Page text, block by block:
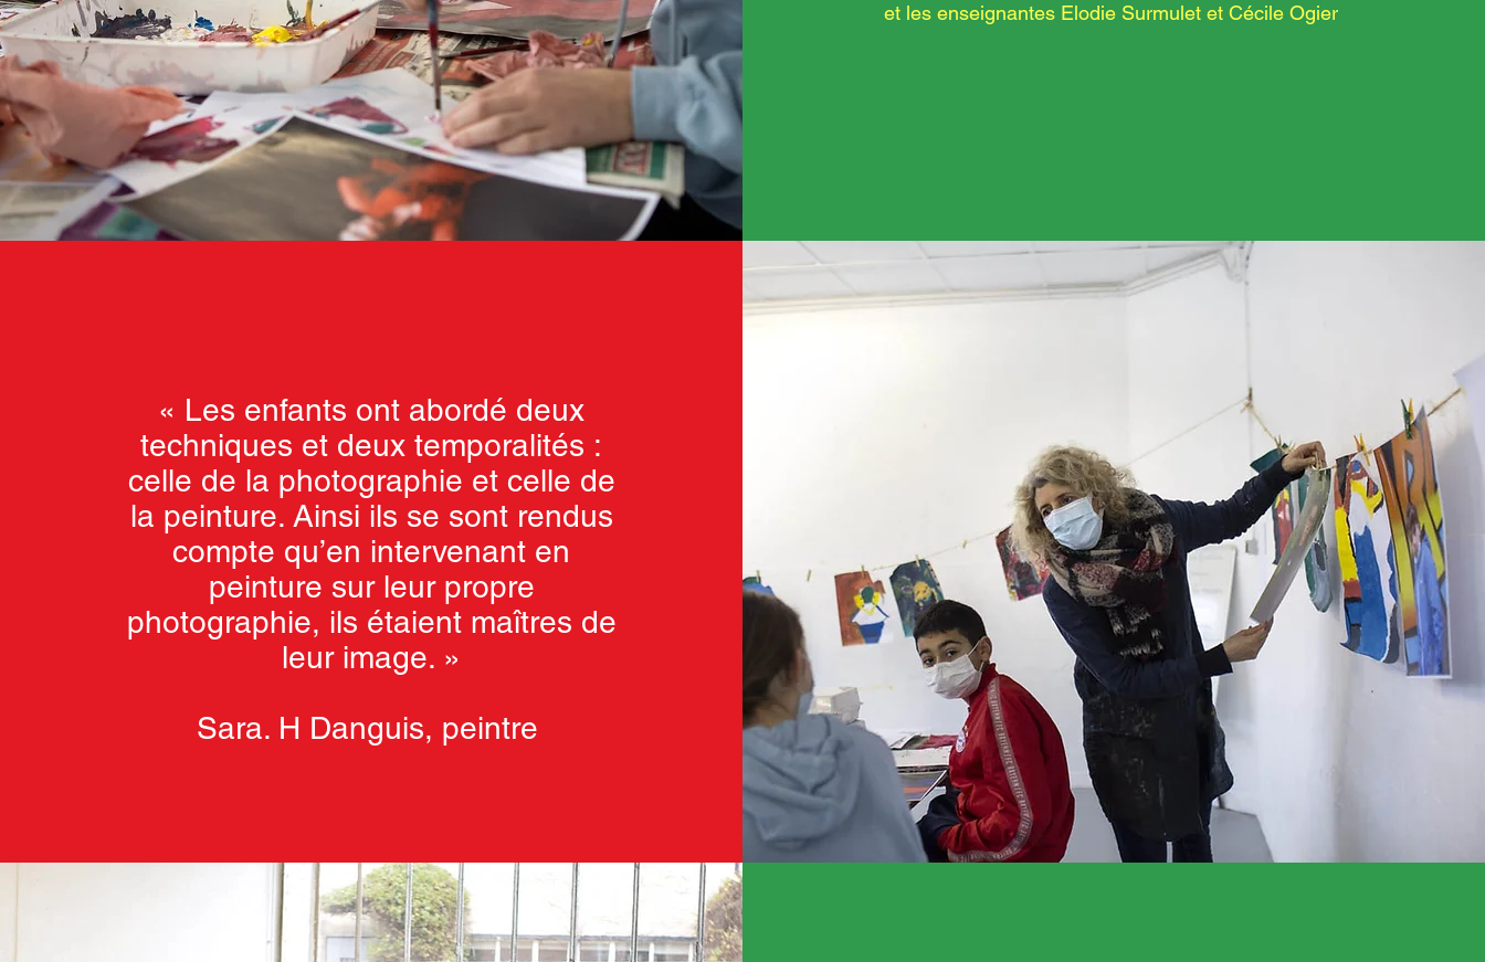
et les enseignantes Elodie Surmulet et Cécile Ogier
« Les enfants ont abordé deux
techniques et deux temporalités :
celle de la photographie et celle de
la peinture. Ainsi ils se sont rendus
compte qu’en intervenant en
peinture sur leur propre
photographie, ils étaient maîtres de
leur image. »
Sara. H Danguis, peintre